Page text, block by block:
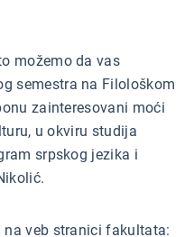
možemo da vas
semestra na Filološkom
zainteresovani moći
u okviru studija
srpskog jezika i
veb stranici fakultata: